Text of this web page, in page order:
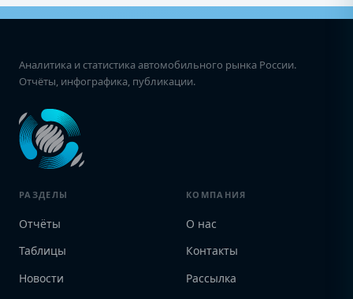
Аналитика и статистика автомобильного рынка России.
Отчёты, инфографика, публикации.
РАЗДЕЛЫ
Отчёты
Таблицы
Новости
КОМПАНИЯ
О нас
Контакты
Рассылка